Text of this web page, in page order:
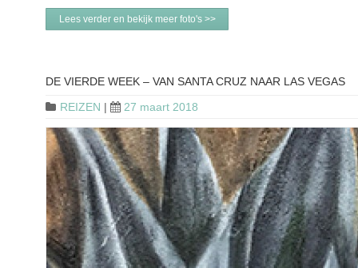
Lees verder en bekijk meer foto's >>
DE VIERDE WEEK – VAN SANTA CRUZ NAAR LAS VEGAS
REIZEN | 27 maart 2018